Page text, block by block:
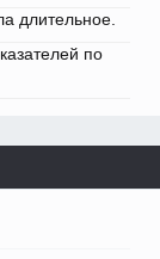
длительное.
по